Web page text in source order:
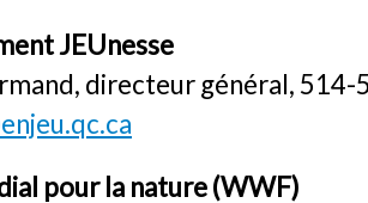
JEUnesse
directeur général,
pour la nature (WWF)